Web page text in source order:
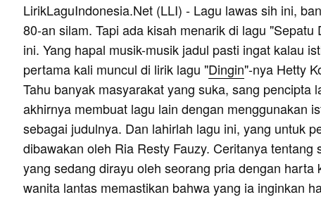
LirikLaguIndonesia.Net (LLI) - Lagu lawas sih ini,
80-an silam. Tapi ada kisah menarik di lagu "Sepatu
ini. Yang hapal musik-musik jadul pasti ingat kalau
pertama kali muncul di lirik lagu "Dingin"-nya Hetty
Tahu banyak masyarakat yang suka, sang pencipta
akhirnya membuat lagu lain dengan menggunakan
sebagai judulnya. Dan lahirlah lagu ini, yang untuk
dibawakan oleh Ria Resty Fauzy. Ceritanya tentang
yang sedang dirayu oleh seorang pria dengan harta
wanita lantas memastikan bahwa yang ia inginkan